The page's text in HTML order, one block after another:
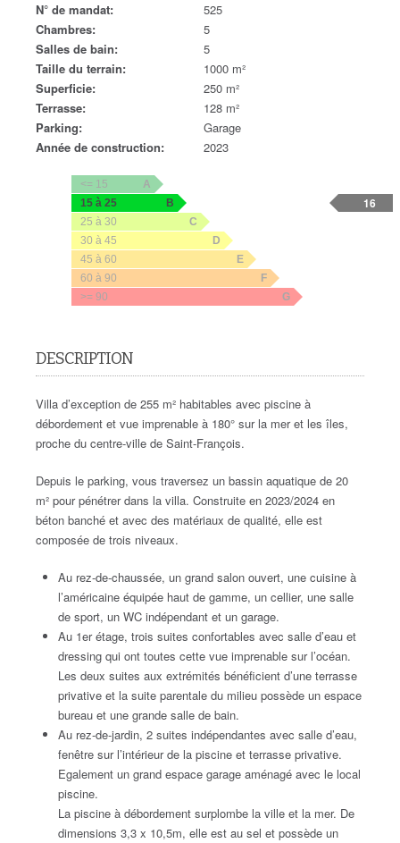
N° de mandat:
525
Chambres:
5
Salles de bain:
5
Taille du terrain:
1000 m²
Superficie:
250 m²
Terrasse:
128 m²
Parking:
Garage
Année de construction:
2023
16
<= 15
A
15 à 25
B
25 à 30
C
30 à 45
D
45 à 60
E
60 à 90
F
>= 90
G
DESCRIPTION
Villa d’exception de 255 m² habitables avec piscine à
débordement et vue imprenable à 180° sur la mer et les îles,
proche du centre-ville de Saint-François.
Depuis le parking, vous traversez un bassin aquatique de 20
m² pour pénétrer dans la villa. Construite en 2023/2024 en
béton banché et avec des matériaux de qualité, elle est
composée de trois niveaux.
Au rez-de-chaussée, un grand salon ouvert, une cuisine à
l’américaine équipée haut de gamme, un cellier, une salle
de sport, un WC indépendant et un garage.
Au 1er étage, trois suites confortables avec salle d’eau et
dressing qui ont toutes cette vue imprenable sur l’océan.
Les deux suites aux extrémités bénéficient d’une terrasse
privative et la suite parentale du milieu possède un espace
bureau et une grande salle de bain.
Au rez-de-jardin, 2 suites indépendantes avec salle d’eau,
fenêtre sur l’intérieur de la piscine et terrasse privative.
Egalement un grand espace garage aménagé avec le local
piscine.
La piscine à débordement surplombe la ville et la mer. De
dimensions 3,3 x 10,5m, elle est au sel et possède un